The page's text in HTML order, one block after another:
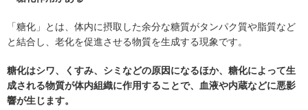
「糖化」とは、体内に摂取した余分な糖質がタンパク質や脂質など
と結合し、老化を促進させる物質を生成する現象です。
糖化はシワ、くすみ、シミなどの原因になるほか、糖化によって生
成される物質が体内組織に作用することで、血液や内蔵などに悪影
響が生じます。